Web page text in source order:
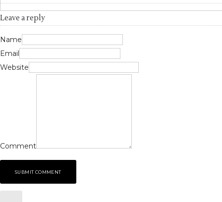
Leave a reply
Name
Email
Website
Comment
SUBMIT COMMENT